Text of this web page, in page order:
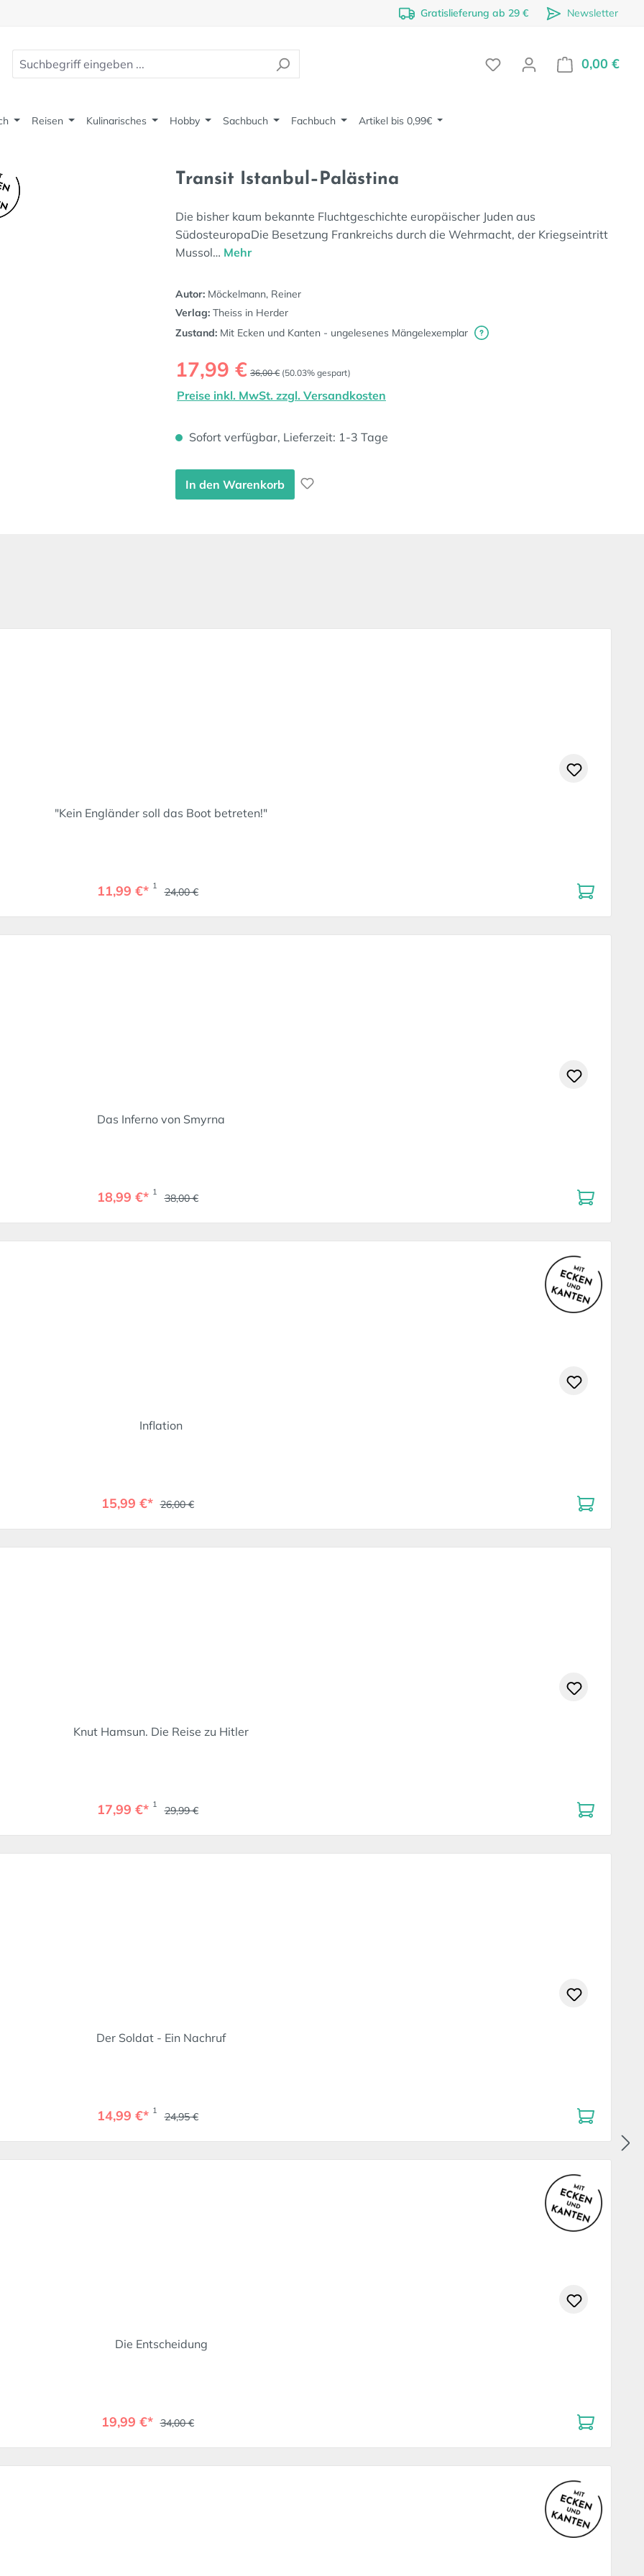
Gratislieferung ab 29 € Newsletter
0,00 €
Reisen Kulinarisches Hobby Sachbuch Fachbuch Artikel bis 0,99€
Transit Istanbul–Palästina
Die bisher kaum bekannte Fluchtgeschichte europäischer Juden aus
SüdosteuropaDie Besetzung Frankreichs durch die Wehrmacht, der Kriegseintritt
Mussol… Mehr
Autor: Möckelmann, Reiner
Verlag: Theiss in Herder
Zustand: Mit Ecken und Kanten - ungelesenes Mängelexemplar
Verkaufspreis:
17,99 € Regulärer Preis:
36,00 € (50.03% gespart)
Preise inkl. MwSt. zzgl. Versandkosten
Sofort verfügbar, Lieferzeit: 1-3 Tage
In den Warenkorb
"Kein Engländer soll das Boot betreten!"
11,99 €* 1 24,00 €
Das Inferno von Smyrna
18,99 €* 1 38,00 €
Inflation
15,99 €* 26,00 €
Knut Hamsun. Die Reise zu Hitler
17,99 €* 1 29,99 €
Der Soldat - Ein Nachruf
14,99 €* 1 24,95 €
Die Entscheidung
19,99 €* 34,00 €